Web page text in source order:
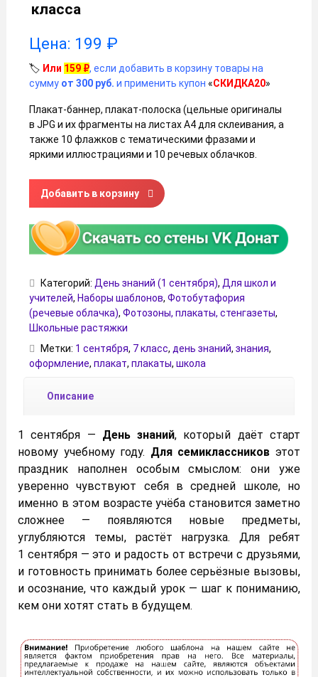
класса
Цена: 199 ₽
🏷️ Или 159 ₽, если добавить в корзину товары на
сумму от 300 руб. и применить купон «СКИДКА20»
Плакат-баннер, плакат-полоска (цельные оригиналы
в JPG и их фрагменты на листах A4 для склеивания, а
также 10 флажков с тематическими фразами и
яркими иллюстрациями и 10 речевых облачков.
Количество товара Оформление на День знаний для 7
Добавить в корзину
Категорий: День знаний (1 сентября), Для школ и
учителей, Наборы шаблонов, Фотобутафория
(речевые облачка), Фотозоны, плакаты, стенгазеты,
Школьные растяжки
Метки: 1 сентября, 7 класс, день знаний, знания,
оформление, плакат, плакаты, школа
Описание
1 сентября — День знаний, который даёт старт
новому учебному году. Для семиклассников этот
праздник наполнен особым смыслом: они уже
уверенно чувствуют себя в средней школе, но
именно в этом возрасте учёба становится заметно
сложнее — появляются новые предметы,
углубляются темы, растёт нагрузка. Для ребят
1 сентября — это и радость от встречи с друзьями,
и готовность принимать более серьёзные вызовы,
и осознание, что каждый урок — шаг к пониманию,
кем они хотят стать в будущем.